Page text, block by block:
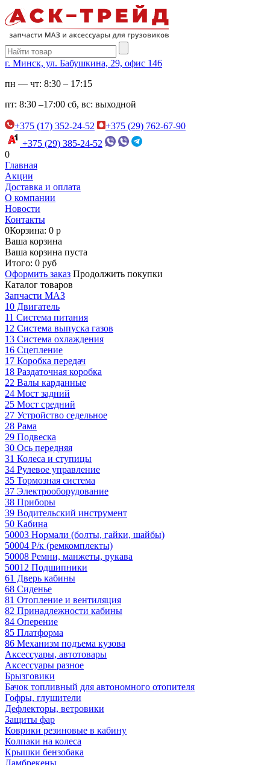
г. Минск, ул. Бабушкина, 29, офис 146
пн — чт: 8:30 – 17:15
пт: 8:30 –17:00 сб, вс: выходной
+375 (17) 352-24-52
+375 (29) 762-67-90
+375 (29) 385-24-52
0
Главная
Акции
Доставка и оплата
О компании
Новости
Контакты
0Корзина: 0 р
Ваша корзина
Ваша корзина пуста
Итого: 0 руб
Оформить заказ Продолжить покупки
Каталог товаров
Запчасти МАЗ
10 Двигатель
11 Система питания
12 Система выпуска газов
13 Система охлаждения
16 Сцепление
17 Коробка передач
18 Раздаточная коробка
22 Валы карданные
24 Мост задний
25 Мост средний
27 Устройство седельное
28 Рама
29 Подвеска
30 Ось передняя
31 Колеса и ступицы
34 Рулевое управление
35 Тормозная система
37 Электрооборудование
38 Приборы
39 Водительский инструмент
50 Кабина
50003 Нормали (болты, гайки, шайбы)
50004 Р/к (ремкомплекты)
50008 Ремни, манжеты, рукава
50012 Подшипники
61 Дверь кабины
68 Сиденье
81 Отопление и вентиляция
82 Принадлежности кабины
84 Оперение
85 Платформа
86 Механизм подъема кузова
Аксессуары, автотовары
Аксессуары разное
Брызговики
Бачок топливный для автономного отопителя
Гофры, глушители
Дефлекторы, ветровики
Защиты фар
Коврики резиновые в кабину
Колпаки на колеса
Крышки бензобака